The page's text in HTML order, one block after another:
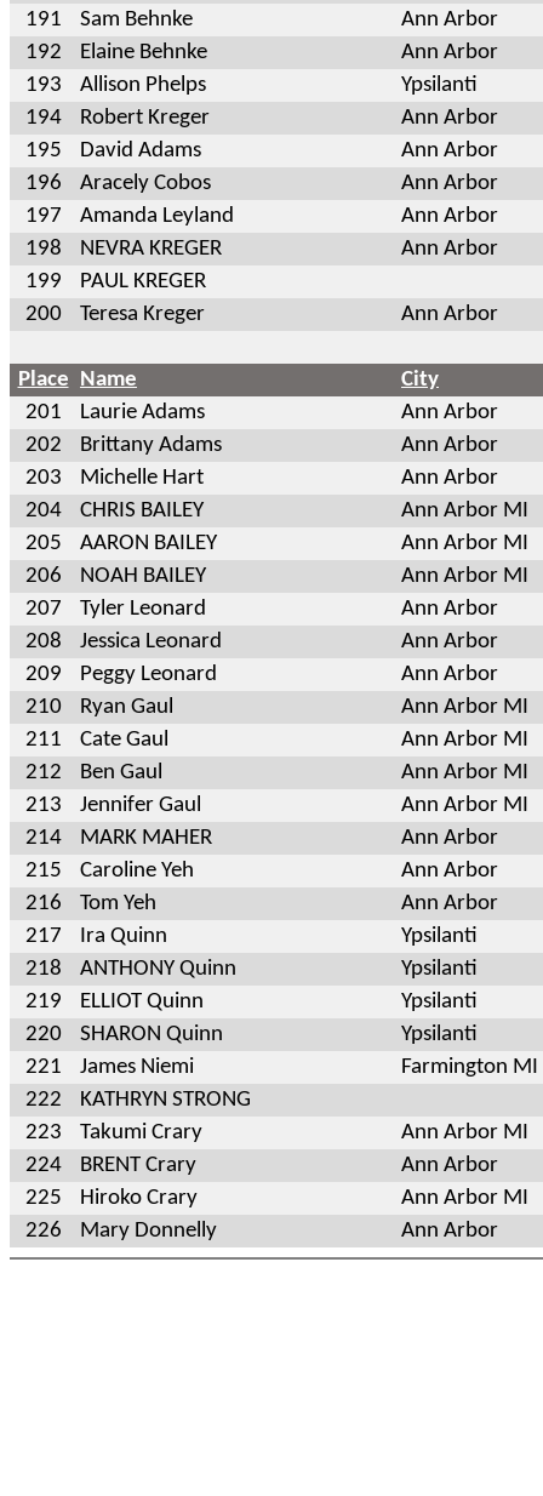
191
Sam Behnke
Ann Arbor
192
Elaine Behnke
Ann Arbor
193
Allison Phelps
Ypsilanti
194
Robert Kreger
Ann Arbor
195
David Adams
Ann Arbor
196
Aracely Cobos
Ann Arbor
197
Amanda Leyland
Ann Arbor
198
NEVRA KREGER
Ann Arbor
199
PAUL KREGER
200
Teresa Kreger Ann Arbor
Place Name
City
201
Laurie Adams
Ann Arbor
202
Brittany Adams
Ann Arbor
203
Michelle Hart
Ann Arbor
204
CHRIS BAILEY
Ann Arbor MI
205
AARON BAILEY
Ann Arbor MI
206
NOAH BAILEY
Ann Arbor MI
207
Tyler Leonard
Ann Arbor
208
Jessica Leonard
Ann Arbor
209
Peggy Leonard
Ann Arbor
210
Ryan Gaul
Ann Arbor MI
211
Cate Gaul
Ann Arbor MI
212
Ben Gaul
Ann Arbor MI
213
Jennifer Gaul
Ann Arbor MI
214
MARK MAHER
Ann Arbor
215
Caroline Yeh
Ann Arbor
216
Tom Yeh
Ann Arbor
217
Ira Quinn
Ypsilanti
218
ANTHONY Quinn
Ypsilanti
219
ELLIOT Quinn
Ypsilanti
220
SHARON Quinn
Ypsilanti
221
James Niemi
Farmington MI
222
KATHRYN STRONG
223
Takumi Crary
Ann Arbor MI
224
BRENT Crary
Ann Arbor
225
Hiroko Crary
Ann Arbor MI
226
Mary Donnelly Ann Arbor